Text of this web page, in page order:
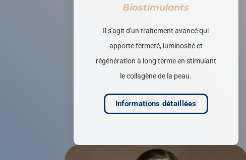
Biostimulants
Il s'agit d'un traitement avancé qui
apporte fermeté, luminosité et
régénération à long terme en stimulant
le collagène de la peau.
Informations détaillées